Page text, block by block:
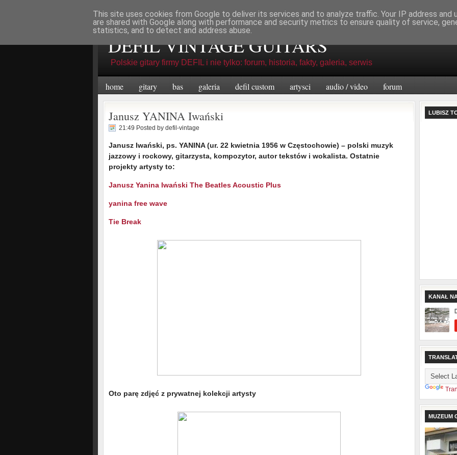
Niedziela, Sierpień 09, 2026
DEFIL VINTAGE GUITARS
Polskie gitary firmy DEFIL i nie tylko: forum, historia, fakty, galeria, serwis
home gitary bas galeria defil custom artysci audio / video forum
Janusz YANINA Iwański
21:49 Posted by defil-vintage
Janusz Iwański, ps. YANINA (ur. 22 kwietnia 1956 w Częstochowie) – polski muzyk
jazzowy i rockowy, gitarzysta, kompozytor, autor tekstów i wokalista. Ostatnie
projekty artysty to:
Janusz Yanina Iwański The Beatles Acoustic Plus
yanina free wave
Tie Break
Oto parę zdjęć z prywatnej kolekcji artysty
LUBISZ
KANAŁ
MUZEUM
This site uses cookies from Google to deliver its services and to analyze traffic. Your IP address and
are shared with Google along with performance and security metrics to ensure quality of service,
statistics, and to detect and address abuse.